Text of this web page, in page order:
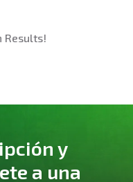
Results!
y
a una